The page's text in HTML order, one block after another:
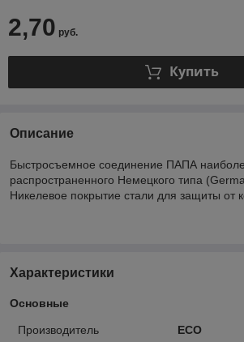
2,70 руб.
Купить
Описание
Быстросъемное соединение ПАПА
распространенного Немецкого типа
Никелевое покрытие стали для защиты от
Характеристики
Основные
Производитель
ECO